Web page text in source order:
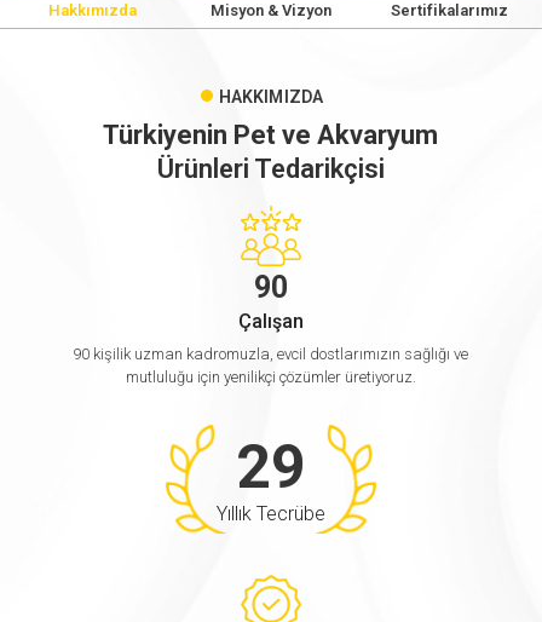
Hakkımızda Misyon & Vizyon Sertifikalarımız
HAKKIMIZDA
Türkiyenin Pet ve Akvaryum
Ürünleri Tedarikçisi
90
Çalışan
90 kişilik uzman kadromuzla, evcil dostlarımızın sağlığı ve
mutluluğu için yenilikçi çözümler üretiyoruz.
29
Yıllık Tecrübe